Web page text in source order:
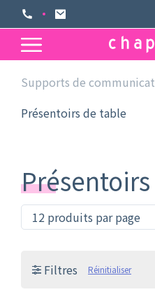
Supports de
Présentoirs de table
Filtres Réinitialiser